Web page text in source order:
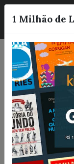
1 Milhão de